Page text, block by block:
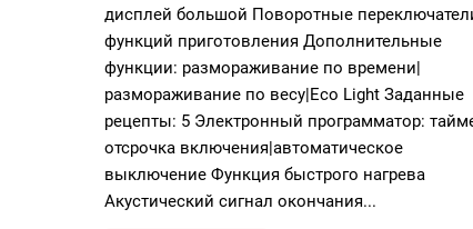
дисплей большой Поворотные
функций приготовления Дополнительные
функции: размораживание по времени|
размораживание по весу|Eco Light Заданные
рецепты: 5 Электронный программатор:
отсрочка включения|автоматическое
выключение Функция быстрого нагрева
Акустический сигнал окончания...